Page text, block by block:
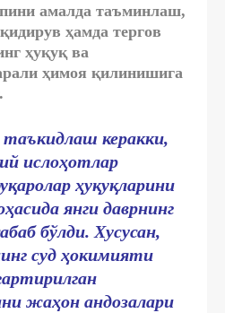
амалда таъминлаш,
ҳамда тергов
ҳуқуқ ва
ҳимоя қилинишига
таъкидлаш керакки,
ислоҳотлар
ҳуқуқларини
янги даврнинг
бўлди. Хусусан,
суд ҳокимияти
жаҳон андозалари